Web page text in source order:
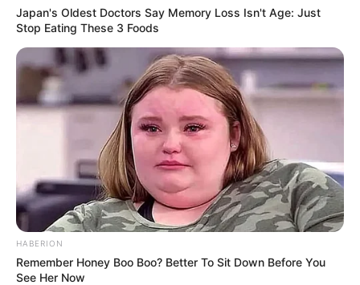
Japan's Oldest Doctors Say Memory Loss Isn't Age: Just
Stop Eating These 3 Foods
HABERION
Remember Honey Boo Boo? Better To Sit Down Before You
See Her Now